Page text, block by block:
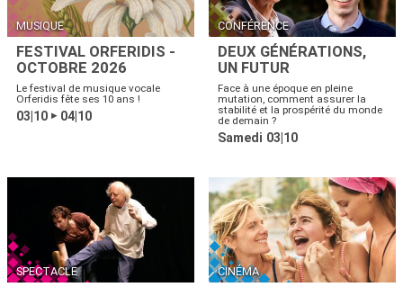
MUSIQUE
FESTIVAL ORFERIDIS -
OCTOBRE 2026
Le festival de musique vocale
Orferidis fête ses 10 ans !
03|10 ▶04|10
CONFÉRENCE
DEUX GÉNÉRATIONS,
UN FUTUR
Face à une époque en pleine
mutation, comment assurer la
stabilité et la prospérité du monde
de demain ?
Samedi 03|10
SPECTACLE CINÉMA